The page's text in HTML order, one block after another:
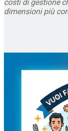
costi di gestione
dimensioni più